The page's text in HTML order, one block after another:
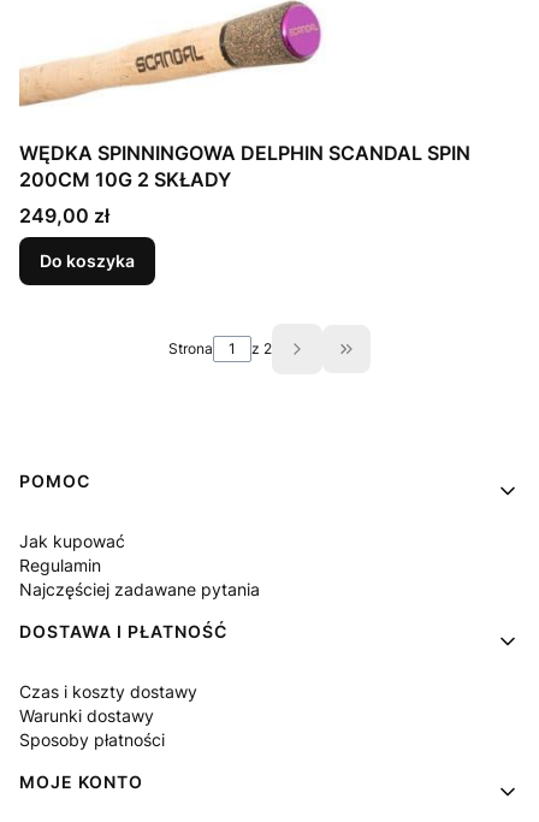
WĘDKA SPINNINGOWA DELPHIN SCANDAL SPIN
200CM 10G 2 SKŁADY
Cena
249,00 zł
Do koszyka
Strona z 2 Przejdź do ostatniej
Linki w stopce
POMOC
Jak kupować
Regulamin
Najczęściej zadawane pytania
DOSTAWA I PŁATNOŚĆ
Czas i koszty dostawy
Warunki dostawy
Sposoby płatności
MOJE KONTO